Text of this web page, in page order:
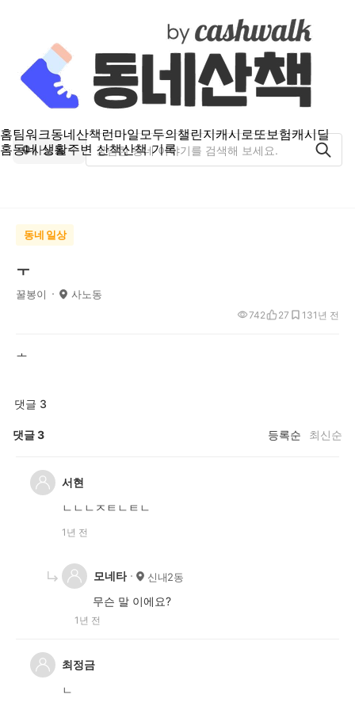
홈팀워크동네산책런마일모두의챌린지캐시로또보험캐시딜
홈동네 생활주변 산책산책 기록
사노동
동네 일상
ㅜ
꿀봉이 사노동
1년 전
742 27 13
ㅗ
댓글 3
댓글3 등록순 최신순
서현
ㄴㄴㄴㅈㅌㄴㅌㄴ
1년 전
모네타 신내2동
무슨 말 이에요?
1년 전
최정금
ㄴ